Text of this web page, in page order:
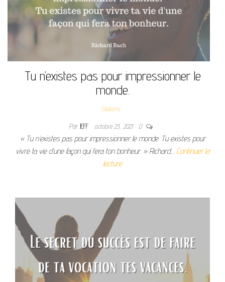
Tu n’existes pas pour impressionner le
monde.
Citations
ParJEFF octobre 23, 2021 0
« Tu n’existes pas pour impressionner le monde. Tu existes pour
vivre ta vie d’une façon qui fera ton bonheur. » Richard… Continuer la
lecture